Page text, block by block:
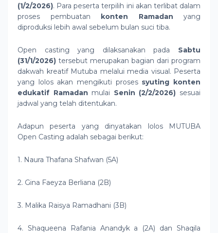
(1/2/2026). Para peserta terpilih ini akan terlibat dalam
proses pembuatan konten Ramadan yang
diproduksi lebih awal sebelum bulan suci tiba.
Open casting yang dilaksanakan pada Sabtu
(31/1/2026) tersebut merupakan bagian dari program
dakwah kreatif Mutuba melalui media visual. Peserta
yang lolos akan mengikuti proses syuting konten
edukatif Ramadan mulai Senin (2/2/2026) sesuai
jadwal yang telah ditentukan.
Adapun peserta yang dinyatakan lolos MUTUBA
Open Casting adalah sebagai berikut:
1. Naura Thafana Shafwan (5A)
2. Gina Faeyza Berliana (2B)
3. Malika Raisya Ramadhani (3B)
4. Shaqueena Rafania Anandyk a (2A) dan Shaqila